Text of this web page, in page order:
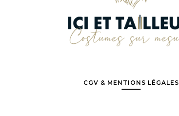
CGV & MENTIONS LÉGALES